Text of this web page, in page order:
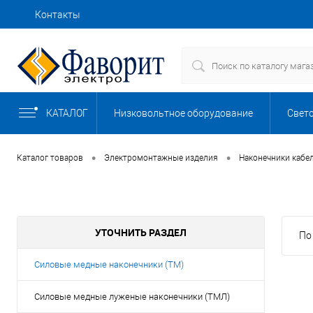
Контакты
Доставка
КАТАЛОГ Низковольтное оборудование
Безопасность Автоматизация, КИП
Комплектные устройства
Насосы, баки и емкости Обогрев и
Каталог товаров • Электромонтажные изделия • Наконечники
УТОЧНИТЬ РАЗДЕЛ
Силовые медные наконечники (ТМ)
Cиловые медные луженые наконечники (ТМЛ)